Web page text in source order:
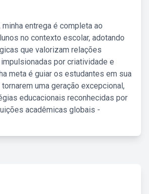
minha entrega é completa ao
no contexto escolar, adotando
que valorizam relações
por criatividade e
meta é guiar os estudantes em sua
uma geração excepcional,
educacionais reconhecidas por
acadêmicas globais -